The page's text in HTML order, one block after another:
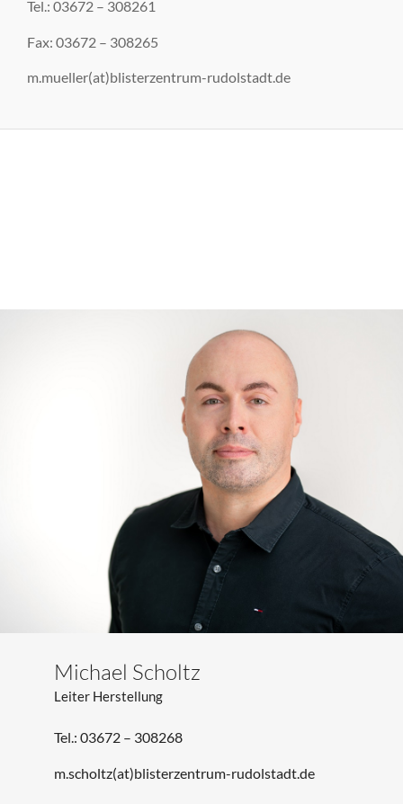
Tel.: 03672 – 308261
Fax: 03672 – 308265
m.mueller(at)blisterzentrum-rudolstadt.de
Michael Scholtz
Leiter Herstellung
Tel.: 03672 – 308268
m.scholtz(at)blisterzentrum-rudolstadt.de